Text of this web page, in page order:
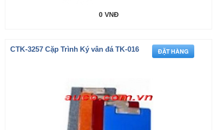
0 VNĐ
CTK-3257 Cặp Trình Ký vân đá TK-016